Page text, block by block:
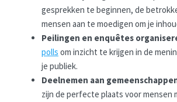
gesprekken te beginnen, de
mensen aan te moedigen om je
Peilingen en enquêtes
polls om inzicht te krijgen in de
je publiek.
Deelnemen aan
zijn de perfecte plaats voor mensen